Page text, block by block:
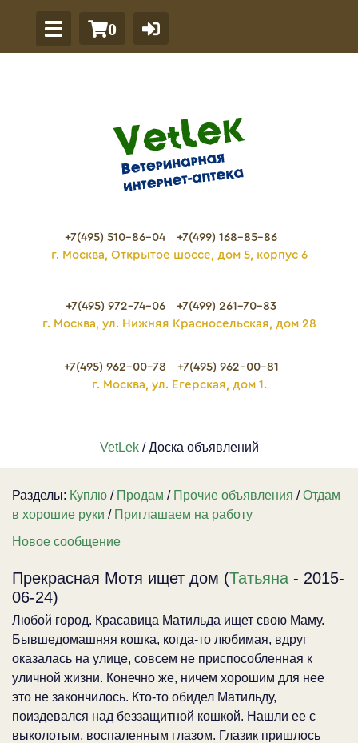
0
+7(495) 510-86-04
+7(499) 168-85-86
г. Москва, Открытое шоссе, дом 5, корпус 6
+7(495) 972-74-06
+7(499) 261-70-83
г. Москва, ул. Нижняя Красносельская, дом 28
+7(495) 962-00-78
+7(495) 962-00-81
г. Москва, ул. Егерская, дом 1.
VetLek/ Доска объявлений
Разделы: Куплю / Продам / Прочие объявления /Отдам
в хорошие руки / Приглашаем на работу
Новое сообщение
Прекрасная Мотя ищет дом (Татьяна - 2015-
06-24)
Любой город. Красавица Матильда ищет свою Маму.
Бывшедомашняя кошка, когда-то любимая, вдруг
оказалась на улице, совсем не приспособленная к
уличной жизни. Конечно же, ничем хорошим для нее
это не закончилось. Кто-то обидел Матильду,
поиздевался над беззащитной кошкой. Нашли ее с
выколотым, воспаленным глазом. Глазик пришлось